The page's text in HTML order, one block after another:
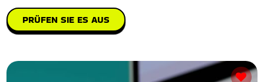
PRÜFEN SIE ES AUS